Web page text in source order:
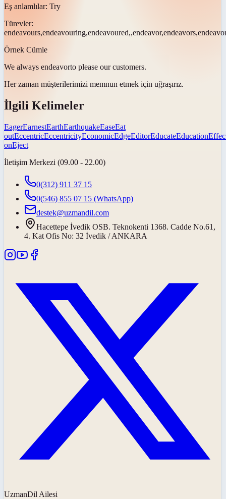
Eş anlamlılar: Try
Türevler:
Örnek Cümle
We always endeavorto please our customers.
Her zaman müşterilerimizi memnun etmek için uğraşırız.
İlgili Kelimeler
EagerEarnestEarthEarthquakeEaseEat
outEccentricEccentricityEconomicEdgeEditorEducateEducation
onEject
İletişim Merkezi (09.00 - 22.00)
0(312) 911 37 15
0(546) 855 07 15 (WhatsApp)
destek@uzmandil.com
Hacettepe İvedik OSB. Teknokenti 1368. Cadde No.61,
4. Kat Ofis No: 32 İvedik / ANKARA
UzmanDil Ailesi